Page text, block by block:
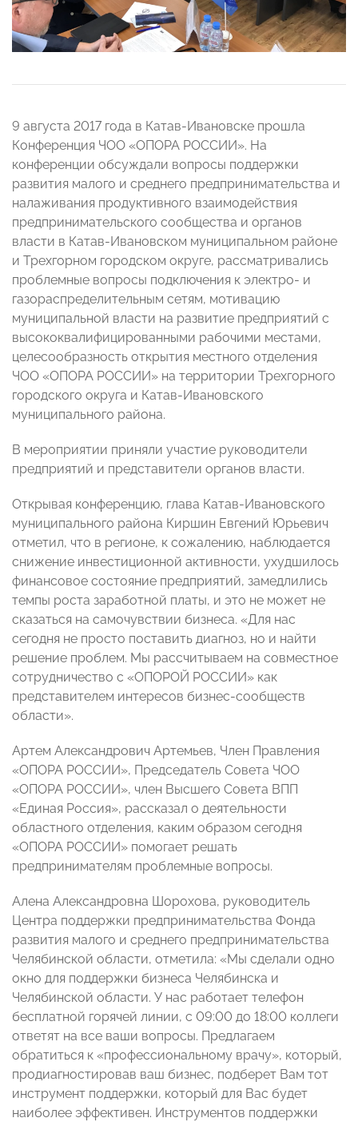
9 августа 2017 года в Катав-Ивановске прошла
Конференция ЧОО «ОПОРА РОССИИ». На
конференции обсуждали вопросы поддержки
развития малого и среднего предпринимательства и
налаживания продуктивного взаимодействия
предпринимательского сообщества и органов
власти в Катав-Ивановском муниципальном районе
и Трехгорном городском округе, рассматривались
проблемные вопросы подключения к электро- и
газораспределительным сетям, мотивацию
муниципальной власти на развитие предприятий с
высококвалифицированными рабочими местами,
целесообразность открытия местного отделения
ЧОО «ОПОРА РОССИИ» на территории Трехгорного
городского округа и Катав-Ивановского
муниципального района.
В мероприятии приняли участие руководители
предприятий и представители органов власти.
Открывая конференцию, глава Катав-Ивановского
муниципального района Киршин Евгений Юрьевич
отметил, что в регионе, к сожалению, наблюдается
снижение инвестиционной активности, ухудшилось
финансовое состояние предприятий, замедлились
темпы роста заработной платы, и это не может не
сказаться на самочувствии бизнеса. «Для нас
сегодня не просто поставить диагноз, но и найти
решение проблем. Мы рассчитываем на совместное
сотрудничество с «ОПОРОЙ РОССИИ» как
представителем интересов бизнес-сообществ
области».
Артем Александрович Артемьев, Член Правления
«ОПОРА РОССИИ», Председатель Совета ЧОО
«ОПОРА РОССИИ», член Высшего Совета ВПП
«Единая Россия», рассказал о деятельности
областного отделения, каким образом сегодня
«ОПОРА РОССИИ» помогает решать
предпринимателям проблемные вопросы.
Алена Александровна Шорохова, руководитель
Центра поддержки предпринимательства Фонда
развития малого и среднего предпринимательства
Челябинской области, отметила: «Мы сделали одно
окно для поддержки бизнеса Челябинска и
Челябинской области. У нас работает телефон
бесплатной горячей линии, с 09:00 до 18:00 коллеги
ответят на все ваши вопросы. Предлагаем
обратиться к «профессиональному врачу», который,
продиагностировав ваш бизнес, подберет Вам тот
инструмент поддержки, который для Вас будет
наиболее эффективен. Инструментов поддержки